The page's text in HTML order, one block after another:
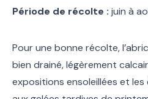
Période de récolte : juin à
Pour une bonne récolte,
bien drainé, légèrement
expositions ensoleillées et